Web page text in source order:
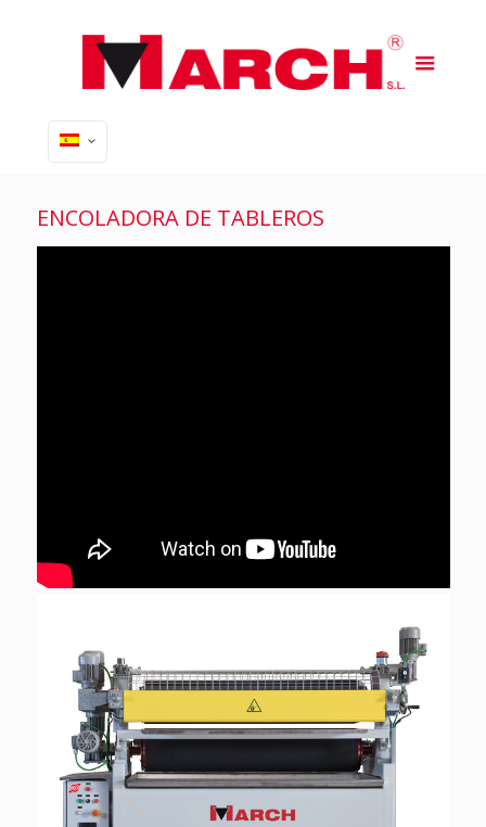
ENCOLADORA DE TABLEROS